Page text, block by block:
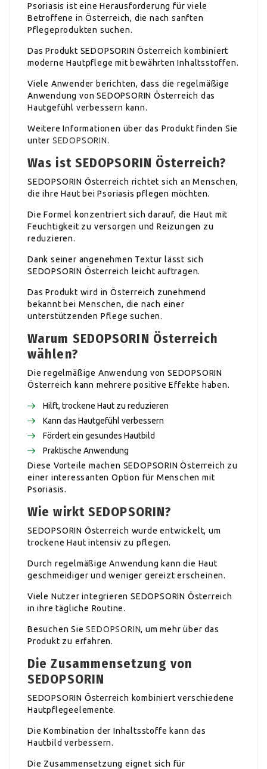
Psoriasis ist eine Herausforderung für viele
Betroffene in Österreich, die nach sanften
Pflegeprodukten suchen.
Das Produkt SEDOPSORIN Österreich kombiniert
moderne Hautpflege mit bewährten Inhaltsstoffen.
Viele Anwender berichten, dass die regelmäßige
Anwendung von SEDOPSORIN Österreich das
Hautgefühl verbessern kann.
Weitere Informationen über das Produkt finden Sie
unter SEDOPSORIN.
Was ist SEDOPSORIN Österreich?
SEDOPSORIN Österreich richtet sich an Menschen,
die ihre Haut bei Psoriasis pflegen möchten.
Die Formel konzentriert sich darauf, die Haut mit
Feuchtigkeit zu versorgen und Reizungen zu
reduzieren.
Dank seiner angenehmen Textur lässt sich
SEDOPSORIN Österreich leicht auftragen.
Das Produkt wird in Österreich zunehmend
bekannt bei Menschen, die nach einer
unterstützenden Pflege suchen.
Warum SEDOPSORIN Österreich
wählen?
Die regelmäßige Anwendung von SEDOPSORIN
Österreich kann mehrere positive Effekte haben.
Hilft, trockene Haut zu reduzieren
Kann das Hautgefühl verbessern
Fördert ein gesundes Hautbild
Praktische Anwendung
Diese Vorteile machen SEDOPSORIN Österreich zu
einer interessanten Option für Menschen mit
Psoriasis.
Wie wirkt SEDOPSORIN?
SEDOPSORIN Österreich wurde entwickelt, um
trockene Haut intensiv zu pflegen.
Durch regelmäßige Anwendung kann die Haut
geschmeidiger und weniger gereizt erscheinen.
Viele Nutzer integrieren SEDOPSORIN Österreich
in ihre tägliche Routine.
Besuchen SieSEDOPSORIN, um mehr über das
Produkt zu erfahren.
Die Zusammensetzung von
SEDOPSORIN
SEDOPSORIN Österreich kombiniert verschiedene
Hautpflegeelemente.
Die Kombination der Inhaltsstoffe kann das
Hautbild verbessern.
Die Zusammensetzung eignet sich für